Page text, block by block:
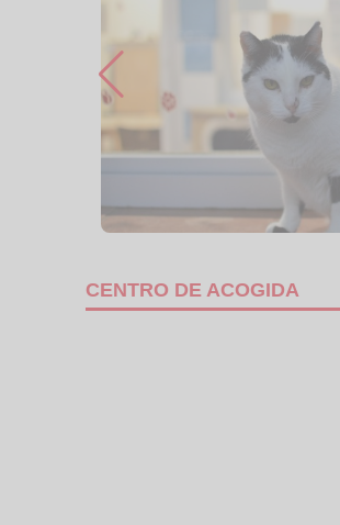
CENTRO DE ACOGIDA